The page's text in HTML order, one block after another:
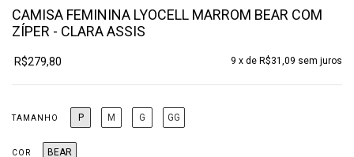
CAMISA FEMININA LYOCELL MARROM BEAR COM
ZÍPER - CLARA ASSIS
R$279,80 9 x de R$31,09 sem juros
TAMANHO P M G GG
COR BEAR